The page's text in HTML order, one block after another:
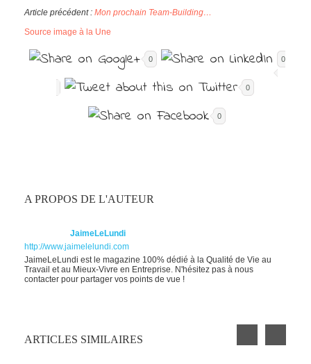
Article précédent : Mon prochain Team-Building…
Source image à la Une
0 0
0
0
A PROPOS DE L'AUTEUR
JaimeLeLundi
http://www.jaimelelundi.com
JaimeLeLundi est le magazine 100% dédié à la Qualité de Vie au
Travail et au Mieux-Vivre en Entreprise. N'hésitez pas à nous
contacter pour partager vos points de vue !
ARTICLES SIMILAIRES